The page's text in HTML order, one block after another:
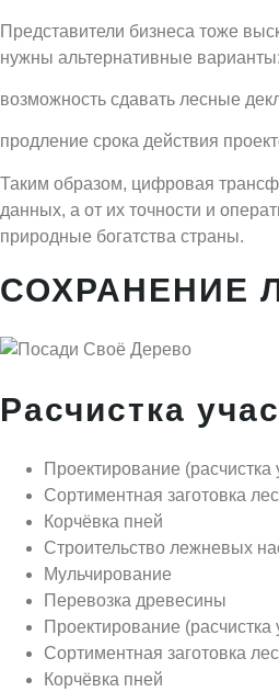
Представители бизнеса тоже
нужны альтернативные варианты:
возможность сдавать лесные
продление срока действия
Таким образом, цифровая
данных, а от их точности и
природные богатства страны.
СОХРАНЕНИЕ
Расчистка
Проектирование (расчистка
Сортиментная заготовка
Корчёвка пней
Строительство лежневых
Мульчирование
Перевозка древесины
Проектирование (расчистка
Сортиментная заготовка
Корчёвка пней